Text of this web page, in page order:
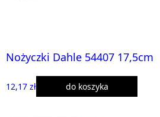
Nożyczki Dahle 54407 17,5cm
12,17 zł do koszyka